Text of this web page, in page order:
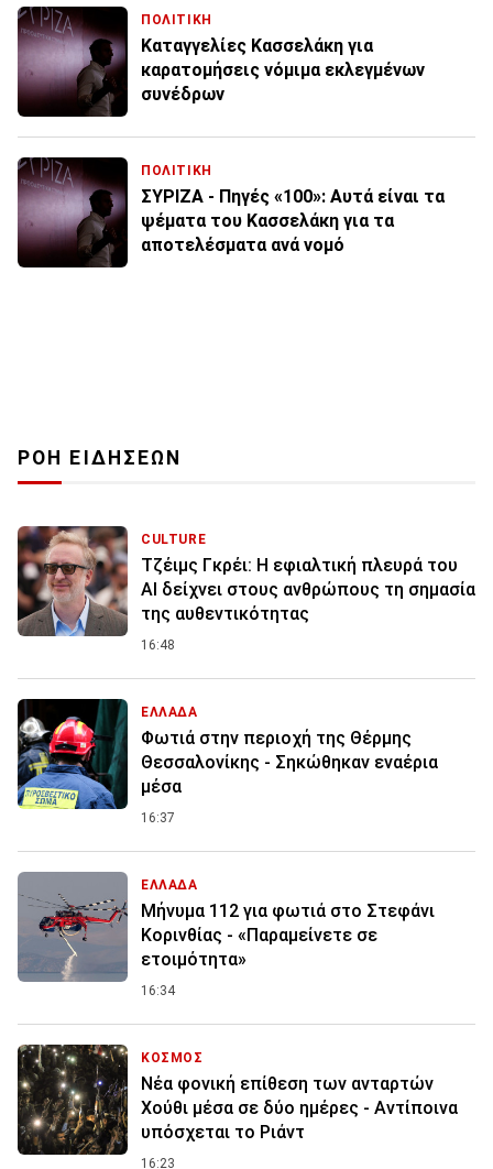
ΠΟΛΙΤΙΚΗ
Καταγγελίες Κασσελάκη για
καρατομήσεις νόμιμα εκλεγμένων
συνέδρων
ΠΟΛΙΤΙΚΗ
ΣΥΡΙΖΑ - Πηγές «100»: Αυτά είναι τα
ψέματα του Κασσελάκη για τα
αποτελέσματα ανά νομό
ΡΟΗ ΕΙΔΗΣΕΩΝ
CULTURE
Τζέιμς Γκρέι: H εφιαλτική πλευρά του
ΑI δείχνει στους ανθρώπους τη σημασία
της αυθεντικότητας
16:48
ΕΛΛΑΔΑ
Φωτιά στην περιοχή της Θέρμης
Θεσσαλονίκης - Σηκώθηκαν εναέρια
μέσα
16:37
ΕΛΛΑΔΑ
Μήνυμα 112 για φωτιά στο Στεφάνι
Κορινθίας - «Παραμείνετε σε
ετοιμότητα»
16:34
ΚΟΣΜΟΣ
Νέα φονική επίθεση των ανταρτών
Χούθι μέσα σε δύο ημέρες - Αντίποινα
υπόσχεται το Ριάντ
16:23